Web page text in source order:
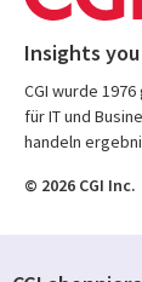
Insights
CGI wurde
für IT und
handeln
© 2026 CGI Inc.